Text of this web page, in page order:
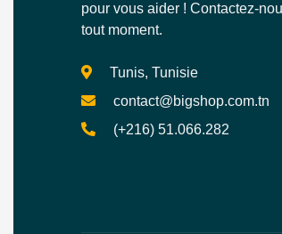
pour vous aider ! Contactez-
tout moment.
Tunis, Tunisie
contact@bigshop.com.tn
(+216) 51.066.282